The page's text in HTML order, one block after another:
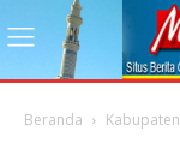
Beranda Kabupaten